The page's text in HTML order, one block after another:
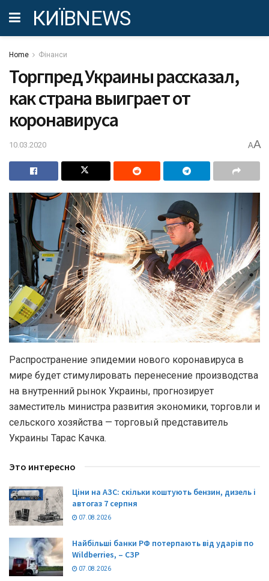
КИЇВNEWS
Home Фінанси
Торгпред Украины рассказал,
как страна выиграет от
коронавируса
10.03.2020 AA
Распространение эпидемии нового коронавируса в
мире будет стимулировать перенесение производства
на внутренний рынок Украины, прогнозирует
заместитель министра развития экономики, торговли и
сельского хозяйства — торговый представитель
Украины Тарас Качка.
Это интересно
Ціни на АЗС: скільки коштують бензин, дизель і
автогаз 7 серпня
07.08.2026
Найбільші банки РФ потерпають від ударів по
Wildberries, – СЗР
07.08.2026